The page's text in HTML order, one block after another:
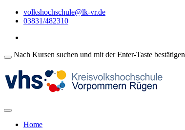
volkshochschule@lk-vr.de
03831/482310
Nach Kursen suchen und mit der Enter-Taste bestätigen
Home